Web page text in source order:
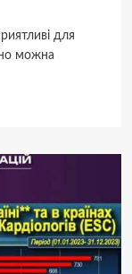
для
можна